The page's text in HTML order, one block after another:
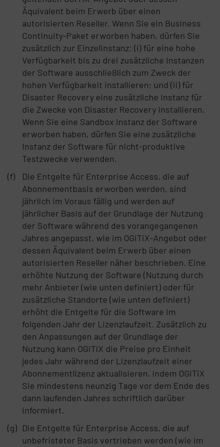
Äquivalent beim Erwerb über einen
autorisierten Reseller. Wenn Sie ein Business
Continuity-Paket erworben haben, dürfen Sie
zusätzlich zur Einzelinstanz: (i) für eine hohe
Verfügbarkeit bis zu drei zusätzliche Instanzen
der Software ausschließlich zum Zweck der
hohen Verfügbarkeit installieren; und (ii) für
Disaster Recovery eine zusätzliche Instanz für
die Zwecke von Disaster Recovery installieren.
Wenn Sie eine Sandbox Instanz der Software
erworben haben, dürfen Sie eine zusätzliche
Instanz der Software für nicht-produktive
Testzwecke verwenden.
Die Entgelte für Enterprise Access, die auf
Abonnementbasis erworben werden, sind
jährlich im Voraus fällig und werden auf
jährlicher Basis auf der Grundlage der Nutzung
der Software während des vorangegangenen
Jahres angepasst, wie im OGiTiX-Angebot oder
dessen Äquivalent beim Erwerb über einen
autorisierten Reseller näher beschrieben. Eine
erhöhte Nutzung der Software (Nutzung durch
mehr Anbieter (wie unten definiert) oder für
zusätzliche Standorte (wie unten definiert)
erhöht die Entgelte für die Software im
folgenden Jahr der Lizenzlaufzeit. Zusätzlich zu
den Anpassungen auf der Grundlage der
Nutzung kann OGiTiX die Preise pro Einheit
jedes Jahr während der Lizenzlaufzeit einer
Abonnementlizenz aktualisieren, indem OGiTiX
Sie mindestens neunzig Tage vor dem Ende des
dann laufenden Jahres schriftlich darüber
informiert.
Die Entgelte für Enterprise Access, die auf
unbefristeter Basis vertrieben werden (wie im